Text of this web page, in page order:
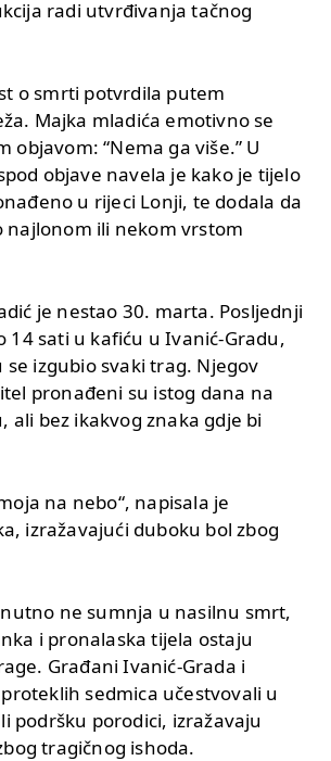
radi utvrđivanja tačnog
o smrti potvrdila putem
Majka mladića emotivno se
objavom: “Nema ga više.” U
objave navela je kako je tijelo
u rijeci Lonji, te dodala da
najlonom ili nekom vrstom
je nestao 30. marta. Posljednji
14 sati u kafiću u Ivanić-Gradu,
se izgubio svaki trag. Njegov
pronađeni su istog dana na
ali bez ikakvog znaka gdje bi
na nebo“, napisala je
izražavajući duboku bol zbog
ne sumnja u nasilnu smrt,
i pronalaska tijela ostaju
Građani Ivanić-Grada i
sedmica učestvovali u
podršku porodici, izražavaju
tragičnog ishoda.